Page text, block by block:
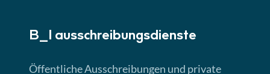
Lektion 3
B_I ausschreibungs­dienste
Öffentliche Ausschreibungen und private